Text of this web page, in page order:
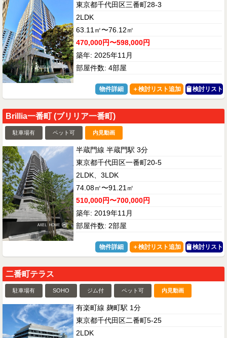
東京都千代田区三番町28-3
2LDK
63.11㎡〜76.12㎡
470,000円〜598,000円
築年: 2025年11月
部屋件数: 4部屋
物件詳細 検討リスト
Brillia一番町 (ブリリア一番町)
駐車場有 ペット可 内見動画
半蔵門線 半蔵門駅 3分
東京都千代田区一番町20-5
2LDK、3LDK
74.08㎡〜91.21㎡
510,000円〜700,000円
築年: 2019年11月
部屋件数: 2部屋
物件詳細 検討リスト
二番町テラス
駐車場有 SOHO ジム付 ペット可 内見動画
有楽町線 麹町駅 1分
東京都千代田区二番町5-25
2LDK